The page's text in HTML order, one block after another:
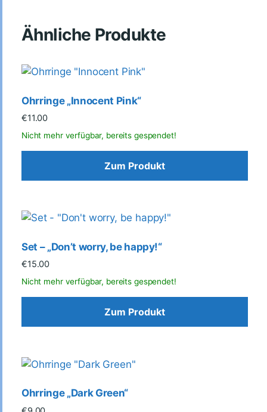
Ähnliche Produkte
Ohrringe „Innocent Pink“
€11.00
Zum Produkt
Set – „Don’t worry, be happy!“
€15.00
Zum Produkt
Ohrringe „Dark Green“